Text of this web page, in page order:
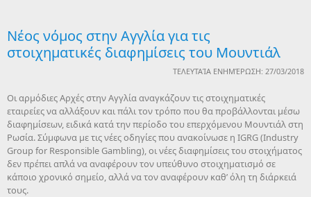
Νέος νόμος στην Αγγλία για τις
στοιχηματικές διαφημίσεις του Μουντιάλ
ΤΕΛΕΥΤΑΊΑ ΕΝΗΜΈΡΩΣΗ: 27/03/2018
Οι αρμόδιες Αρχές στην Αγγλία αναγκάζουν τις στοιχηματικές
εταιρείες να αλλάξουν και πάλι τον τρόπο που θα προβάλλονται μέσω
διαφημίσεων, ειδικά κατά την περίοδο του επερχόμενου Μουντιάλ στη
Ρωσία. Σύμφωνα με τις νέες οδηγίες που ανακοίνωσε η IGRG (Industry
Group for Responsible Gambling), οι νέες διαφημίσεις του στοιχήματος
δεν πρέπει απλά να αναφέρουν τον υπεύθυνο στοιχηματισμό σε
κάποιο χρονικό σημείο, αλλά να τον αναφέρουν καθ’ όλη τη διάρκειά
τους.